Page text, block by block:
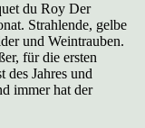
du Roy Der
Strahlende, gelbe
und Weintrauben.
für die ersten
des Jahres und
immer hat der